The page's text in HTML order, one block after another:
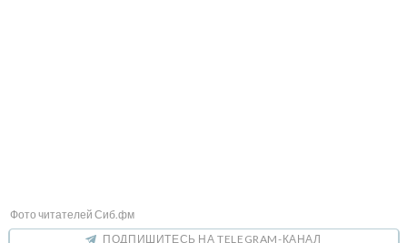
Фото читателей Сиб.фм
ПОДПИШИТЕСЬ НА TELEGRAM-КАНАЛ